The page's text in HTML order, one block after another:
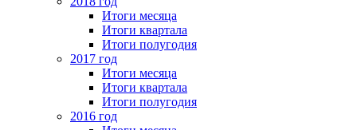
Итоги месяца
Итоги квартала
Итоги полугодия
2017 год
Итоги месяца
Итоги квартала
Итоги полугодия
2016 год